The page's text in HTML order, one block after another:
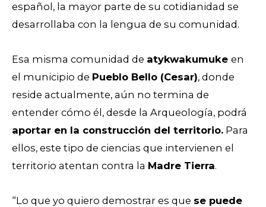
español, la mayor parte de su cotidianidad se
desarrollaba con la lengua de su comunidad.
Esa misma comunidad de atykwakumuke en
el municipio de Pueblo Bello (Cesar), donde
reside actualmente, aún no termina de
entender cómo él, desde la Arqueología, podrá
aportar en la construcción del territorio. Para
ellos, este tipo de ciencias que intervienen el
territorio atentan contra la Madre Tierra.
“Lo que yo quiero demostrar es que se puede